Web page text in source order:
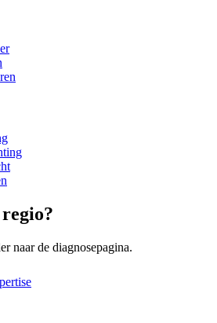
naar de diagnosepagina.